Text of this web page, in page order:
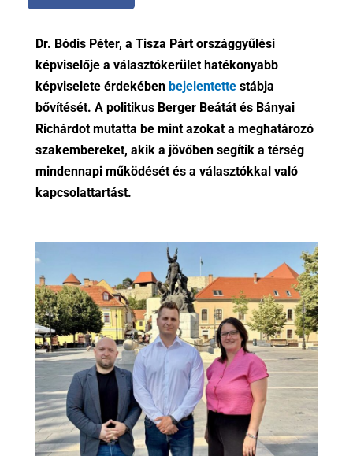
Dr. Bódis Péter, a Tisza Párt országgyűlési
képviselője a választókerület hatékonyabb
képviselete érdekében bejelentette stábja
bővítését. A politikus Berger Beátát és Bányai
Richárdot mutatta be mint azokat a meghatározó
szakembereket, akik a jövőben segítik a térség
mindennapi működését és a választókkal való
kapcsolattartást.